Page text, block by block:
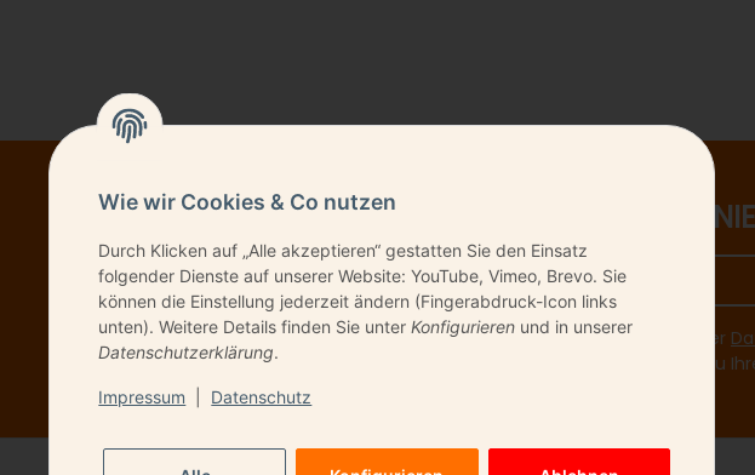
NEWSLETTER
Bitte senden Sie mir entsprechend Ihrer
Informationen zu
Wie wir Cookies & Co nutzen
Durch Klicken auf „Alle akzeptieren“ gestatten Sie den Einsatz
folgender Dienste auf unserer Website: YouTube, Vimeo, Brevo. Sie
können die Einstellung jederzeit ändern (Fingerabdruck-Icon links
unten). Weitere Details finden Sie unterKonfigurieren und in unserer
Datenschutzerklärung.
Impressum Datenschutz